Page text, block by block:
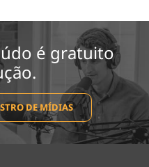
é gratuito
DE MÍDIAS